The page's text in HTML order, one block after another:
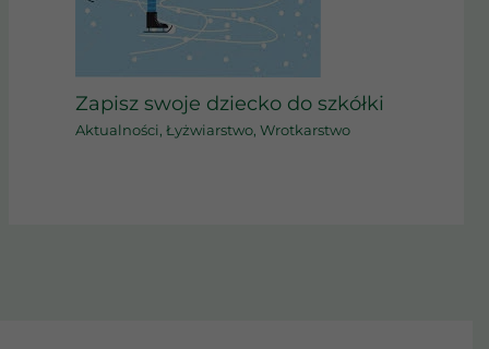
Zapisz swoje dziecko do szkółki
Aktualności ,Łyżwiarstwo,Wrotkarstwo